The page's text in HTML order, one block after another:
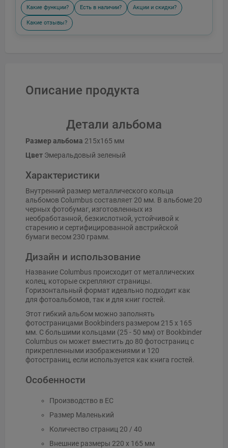
Какие функции? Есть в наличии? Акции и скидки?
Какие отзывы?
Описание продукта
Детали альбома
Размер альбома 215x165 мм
Цвет Эмеральдовый зеленый
Характеристики
Внутренний размер металлического кольца
альбомов Columbus составляет 20 мм. В альбоме 20
черных фотобумаг, изготовленных из
необработанной, безкислотной, устойчивой к
старению и сертифицированной австрийской
бумаги весом 230 грамм.
Дизайн и использование
Название Columbus происходит от металлических
колец, которые скрепляют страницы.
Горизонтальный формат идеально подходит как
для фотоальбомов, так и для книг гостей.
Этот гибкий альбом можно заполнять
фотостраницами Bookbinders размером 215 x 165
мм. С большими кольцами (25 - 50 мм) от Bookbinder
Columbus он может вместить до 80 фотостраниц с
прикрепленными изображениями и 120
фотостраниц, если используется как книга гостей.
Особенности
Производство в ЕС
Размер Маленький
Количество страниц 20 / 40
Внешние размеры 220 x 165 мм